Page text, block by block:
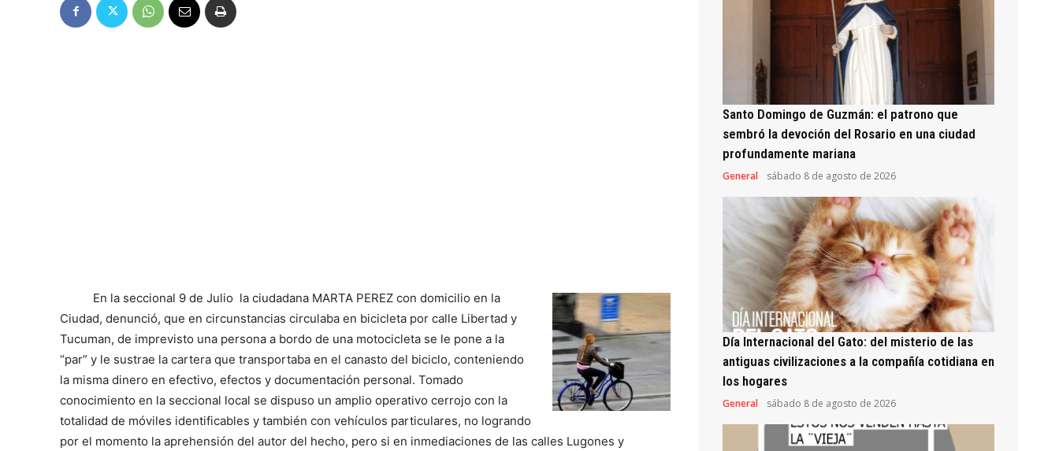
En la seccional 9 de Julio la ciudadana MARTA PEREZ con domicilio en la
Ciudad, denunció, que en circunstancias circulaba en bicicleta por calle Libertad y
Tucuman, de imprevisto una persona a bordo de una motocicleta se le pone a la
“par” y le sustrae la cartera que transportaba en el canasto del biciclo, conteniendo
la misma dinero en efectivo, efectos y documentación personal. Tomado
conocimiento en la seccional local se dispuso un amplio operativo cerrojo con la
totalidad de móviles identificables y también con vehículos particulares, no logrando
por el momento la aprehensión del autor del hecho, pero si en inmediaciones de las calles Lugones y
Santo Domingo de Guzmán: el patrono que
sembró la devoción del Rosario en una ciudad
profundamente mariana
General sábado 8 de agosto de 2026
Día Internacional del Gato: del misterio de las
antiguas civilizaciones a la compañía cotidiana en
los hogares
General sábado 8 de agosto de 2026